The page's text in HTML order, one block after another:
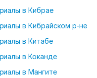
в Кибрае
в Кибрайском р-не
в Китабе
в Коканде
в Мангите